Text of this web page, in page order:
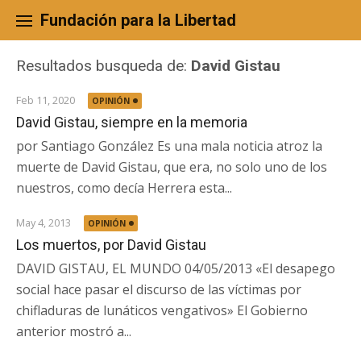
content
Fundación para la Libertad
Resultados busqueda de: David Gistau
Feb 11, 2020 OPINIÓN
David Gistau, siempre en la memoria
por Santiago González Es una mala noticia atroz la
muerte de David Gistau, que era, no solo uno de los
nuestros, como decía Herrera esta...
May 4, 2013 OPINIÓN
Los muertos, por David Gistau
DAVID GISTAU, EL MUNDO 04/05/2013 «El desapego
social hace pasar el discurso de las víctimas por
chifladuras de lunáticos vengativos» El Gobierno
anterior mostró a...